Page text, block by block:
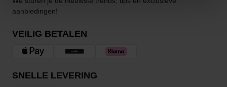
aanbiedingen!
VEILIG BETALEN
SNELLE LEVERING